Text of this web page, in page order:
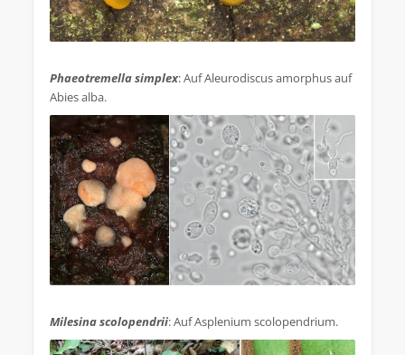
Phaeotremella simplex: Auf Aleurodiscus amorphus auf
Abies alba.
Milesina scolopendrii: Auf Asplenium scolopendrium.